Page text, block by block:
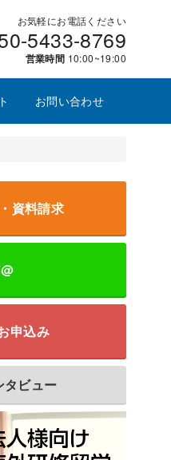
お気軽にお電話ください
5433-8769
営業時間 10:00~19:00
お問い合わせ
資料請求
申込み
ビュー